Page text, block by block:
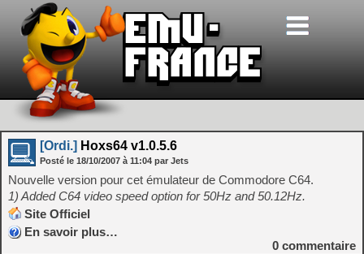
[Ordi.] Hoxs64 v1.0.5.6
Posté le 18/10/2007 à 11:04 par Jets
Nouvelle version pour cet émulateur de Commodore C64.
1) Added C64 video speed option for 50Hz and 50.12Hz.
Site Officiel
En savoir plus…
0 commentaire